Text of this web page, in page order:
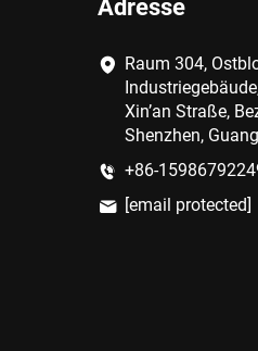
Adresse
Raum 304,
Xin’an Straße,
Shenzhen,
+86-
[email protected]